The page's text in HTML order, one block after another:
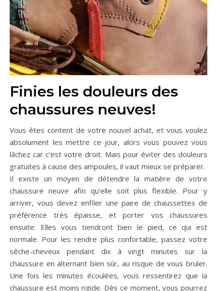
Finies les douleurs des
chaussures neuves!
Vous êtes content de votre nouvel achat, et vous voulez
absolument les mettre ce jour, alors vous pouvez vous
lâchez car c’est votre droit. Mais pour éviter des douleurs
gratuites à cause des ampoules, il vaut mieux se préparer.
Il existe un moyen de détendre la matière de votre
chaussure neuve afin qu’elle soit plus flexible. Pour y
arriver, vous devez enfiler une paire de chaussettes de
préférence très épaisse, et porter vos chaussures
ensuite. Elles vous tiendront bien le pied, ce qui est
normale. Pour les rendre plus confortable, passez votre
sêche-cheveux pendant dix à vingt minutes sur la
chaussure en alternant bien sûr, au risque de vous bruler.
Une fois les minutes écoulées, vous ressentirez que la
chaussure est moins rigide. Dès ce moment, vous pourrez